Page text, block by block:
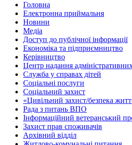
Головна
Електронна приймальня
Новини
Медіа
Доступ до публічної інформації
Економіка та підприємництво
Керівництво
Центр надання
Служба у справах дітей
Соціальні послуги
Соціальний захист
«Цивільний захист/безпека
Рада з питань ВПО
Інформаційний ветеранський
Захист прав споживачів
Архівний відділ